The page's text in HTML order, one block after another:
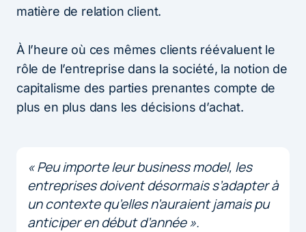
matière de relation client.
À l’heure où ces mêmes clients réévaluent le
rôle de l’entreprise dans la société, la notion de
capitalisme des parties prenantes compte de
plus en plus dans les décisions d’achat.
« Peu importe leur business model, les
entreprises doivent désormais s’adapter à
un contexte qu’elles n’auraient jamais pu
anticiper en début d’année ».